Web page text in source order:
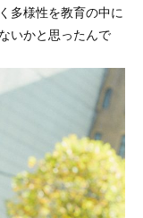
多様性を教育の中に
いかと思ったんで